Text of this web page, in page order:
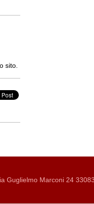
sito.
Guglielmo Marconi 24